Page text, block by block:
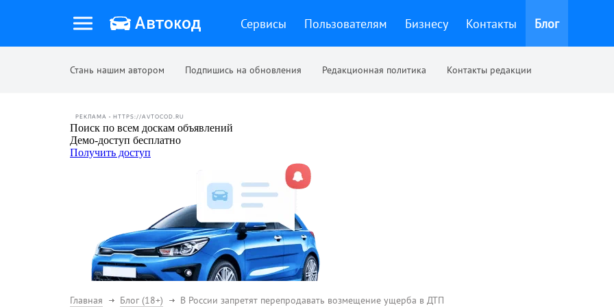
Сервисы Пользователям Бизнесу Контакты Блог
Стань нашим автором Подпишись на обновления Редакционная политика Контакты редакции
РЕКЛАМА • HTTPS://AVTOCOD.RU
Главная Блог (18+) В России запретят перепродавать возмещение ущерба в ДТП